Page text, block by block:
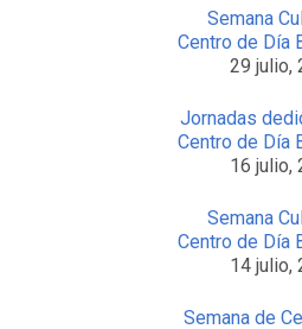
Semana
Centro de Día
29 julio,
Jornadas
Centro de Día
16 julio,
Semana
Centro de Día
14 julio,
Semana de